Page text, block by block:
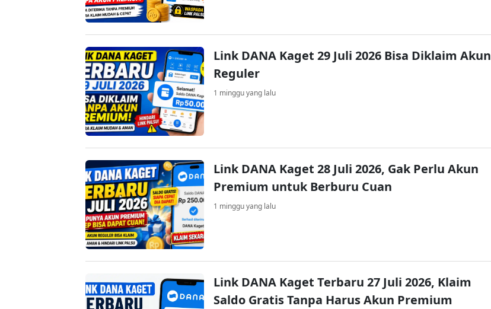
Link DANA Kaget 29 Juli 2026 Bisa Diklaim Akun
Reguler
1 minggu yang lalu
Link DANA Kaget 28 Juli 2026, Gak Perlu Akun
Premium untuk Berburu Cuan
1 minggu yang lalu
Link DANA Kaget Terbaru 27 Juli 2026, Klaim
Saldo Gratis Tanpa Harus Akun Premium